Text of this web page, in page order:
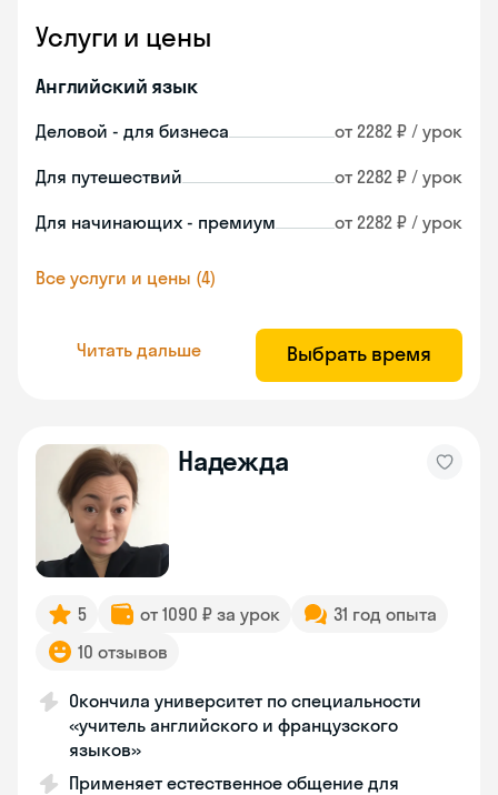
Услуги и цены
Английский язык
Деловой - для бизнеса от 2282 ₽ / урок
Для путешествий от 2282 ₽ / урок
Для начинающих - премиум от 2282 ₽ / урок
Все услуги и цены (4)
Читать дальше Выбрать время
Надежда
5 от 1090 ₽ за урок
31 год опыта
10 отзывов
Окончила университет по специальности
«учитель английского и французского
языков»
Применяет естественное общение для